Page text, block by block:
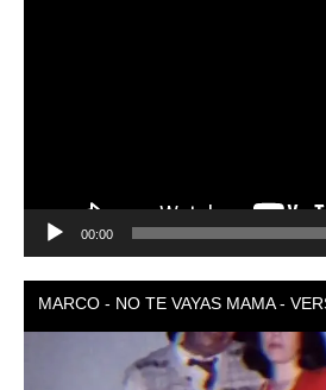
00:00